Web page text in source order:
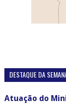
DESTAQUE DA
Atuação do